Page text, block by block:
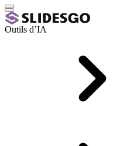
Outils d’IA